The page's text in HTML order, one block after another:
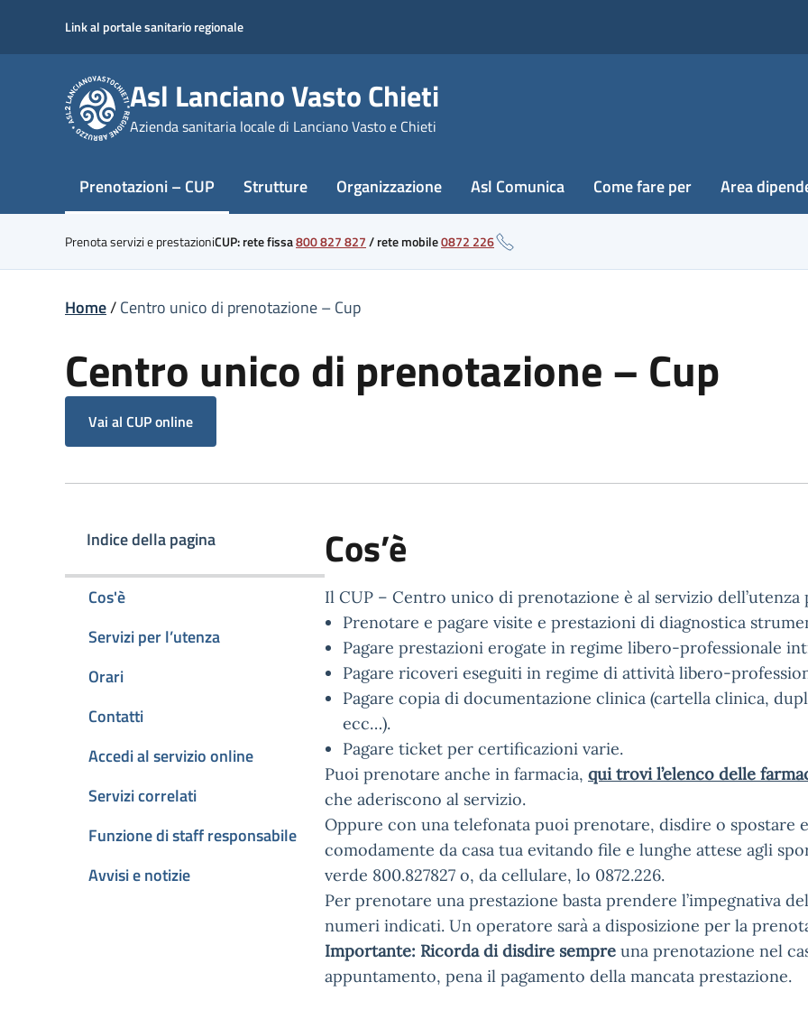
content
Link al portale sanitario regionale
Asl Lanciano Vasto Chieti
Azienda sanitaria locale di Lanciano Vasto e Chieti
Prenotazioni – CUP Strutture Organizzazione Asl Comunica Come fare per Area
Prenota servizi e prestazioniCUP: rete fissa800 827 827/rete mobile0872 226
Home/Centro unico di prenotazione – Cup
Centro unico di prenotazione – Cup
Vai al CUP online
Indice della pagina
Cos'è
Servizi per l’utenza
Orari
Contatti
Accedi al servizio online
Servizi correlati
Funzione di staff responsabile
Avvisi e notizie
Cos’è
Il CUP – Centro unico di prenotazione è al servizio dell’utenza
Prenotare e pagare visite e prestazioni di diagnostica
Pagare prestazioni erogate in regime libero-professionale
Pagare ricoveri eseguiti in regime di attività libero-
Pagare copia di documentazione clinica (cartella clinica,
ecc…).
Pagare ticket per certificazioni varie.
Puoi prenotare anche in farmacia, qui trovi l’elenco delle
che aderiscono al servizio.
Oppure con una telefonata puoi prenotare, disdire o spostare
comodamente da casa tua evitando file e lunghe attese agli
verde 800.827827 o, da cellulare, lo 0872.226.
Per prenotare una prestazione basta prendere l’impegnativa
numeri indicati. Un operatore sarà a disposizione per la
Importante: Ricorda di disdire sempre una prenotazione nel
appuntamento, pena il pagamento della mancata prestazione.